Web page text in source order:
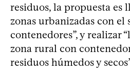
residuos, la propuesta es
zonas urbanizadas con el
contenedores”, y realizar
zona rural con
residuos húmedos y